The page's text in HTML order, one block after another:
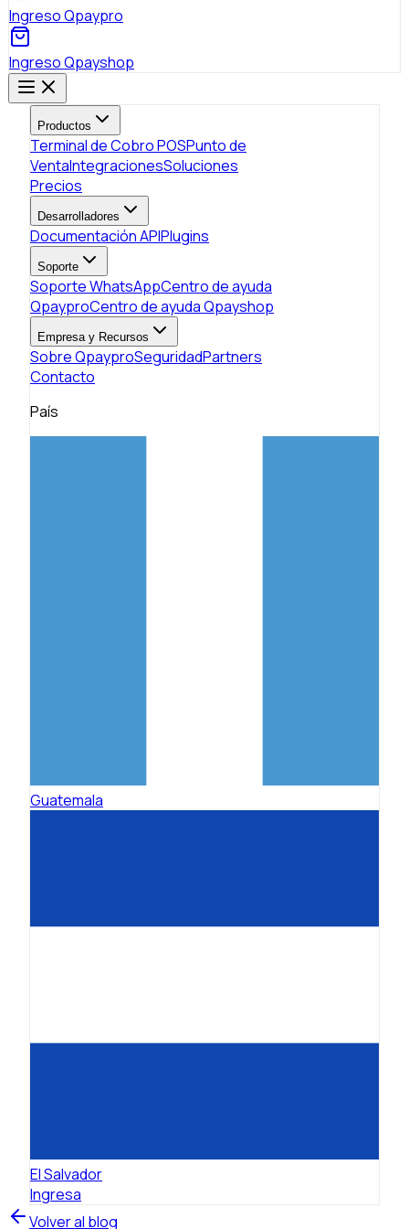
Ingreso Qpaypro
Ingreso Qpayshop
Productos
Terminal de Cobro POSPunto de
VentaIntegracionesSoluciones
Precios
Desarrolladores
Documentación APIPlugins
Soporte
Soporte WhatsAppCentro de ayuda
QpayproCentro de ayuda Qpayshop
Empresa y Recursos
Sobre QpayproSeguridadPartners
Contacto
País
Guatemala
El Salvador
Ingresa
Volver al blog